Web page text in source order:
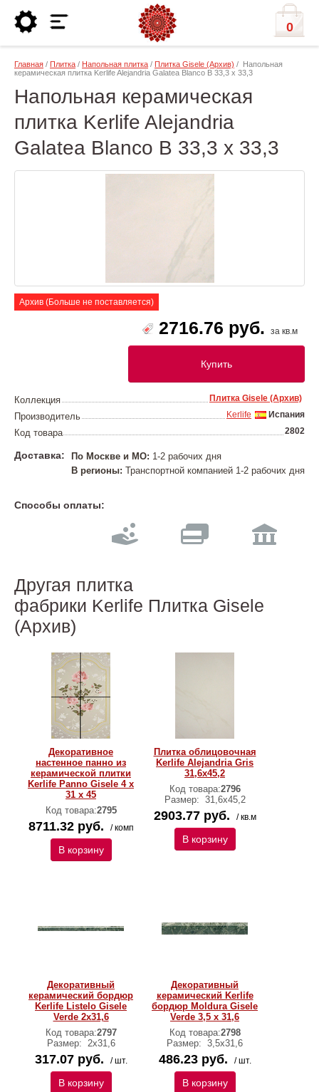
0
Главная / Плитка / Напольная плитка / Плитка Gisele (Архив) / Напольная
керамическая плитка Kerlife Alejandria Galatea Blanco B 33,3 x 33,3
Напольная керамическая
плитка Kerlife Alejandria
Galatea Blanco B 33,3 x 33,3
Архив (Больше не поставляется)
2716.76 руб. за кв.м
Купить
Коллекция Плитка Gisele (Архив)
Производитель Испания
Kerlife
Код товара 2802
Доставка: По Москве и МО: 1-2 рабочих дня
В регионы: Транспортной компанией 1-2 рабочих дня
Способы оплаты:
Другая плитка
фабрики Kerlife Плитка Gisele
(Архив)
Декоративное
настенное панно из
керамической плитки
Kerlife Panno Gisele 4 x
31 x 45
Код товара:2795
8711.32 руб. / комп
В корзину
Плитка облицовочная
Kerlife Alejandria Gris
31,6x45,2
Код товара:2796
Размер: 31,6x45,2
2903.77 руб. / кв.м
В корзину
Декоративный
керамический бордюр
Kerlife Listelo Gisele
Verde 2x31,6
Код товара:2797
Размер: 2x31,6
317.07 руб. / шт.
В корзину
Декоративный
керамический Kerlife
бордюр Moldura Gisele
Verde 3,5 x 31,6
Код товара:2798
Размер: 3,5x31,6
486.23 руб. / шт.
В корзину